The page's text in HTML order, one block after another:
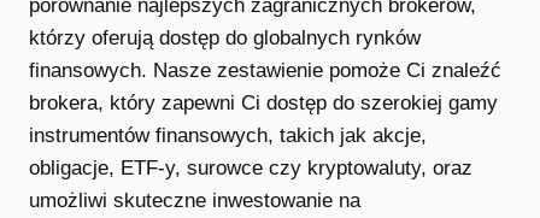
porównanie najlepszych zagranicznych brokerów,
którzy oferują dostęp do globalnych rynków
finansowych. Nasze zestawienie pomoże Ci znaleźć
brokera, który zapewni Ci dostęp do szerokiej gamy
instrumentów finansowych, takich jak akcje,
obligacje, ETF-y, surowce czy kryptowaluty, oraz
umożliwi skuteczne inwestowanie na